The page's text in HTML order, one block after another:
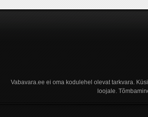
Vabavara.ee ei oma kodulehel olevat tarkvara.
loojale.